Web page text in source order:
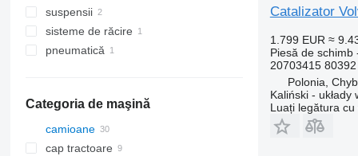
prinderi
turbocompresoare
garnituri chiulasă
pompe Adblue
alte piese de schimb pentru
injectoare
filtre de aer
suspensii
pompe de servodirecţie
sisteme de răcire
ambreiaj ventilator
pneumatică
Categoria de maşină
camioane
cap tractoare
Catalizator
1.799 EUR ≈
Piesă de schimb
20703415 80392 ,
Polonia,
Kaliński - układy
Luați legătura